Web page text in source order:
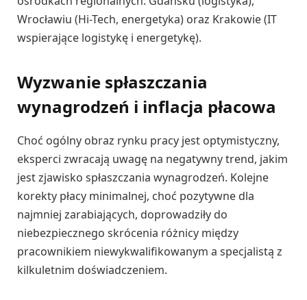
Wrocławiu (Hi-Tech, energetyka) oraz Krakowie (IT
wspierające logistykę i energetykę).
Wyzwanie spłaszczania
wynagrodzeń i inflacja płacowa
Choć ogólny obraz rynku pracy jest optymistyczny,
eksperci zwracają uwagę na negatywny trend, jakim
jest zjawisko spłaszczania wynagrodzeń. Kolejne
korekty płacy minimalnej, choć pozytywne dla
najmniej zarabiających, doprowadziły do
niebezpiecznego skrócenia różnicy między
pracownikiem niewykwalifikowanym a specjalistą z
kilkuletnim doświadczeniem.